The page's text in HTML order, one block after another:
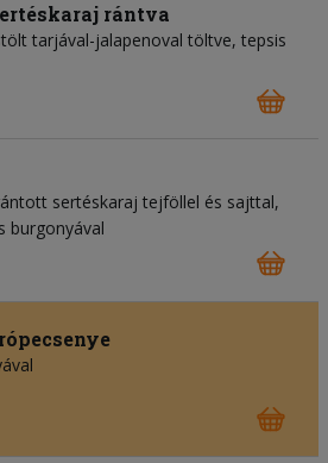
rántva
tarjával-jalapenoval töltve, tepsis
sertéskaraj tejföllel és sajttal,
burgonyával